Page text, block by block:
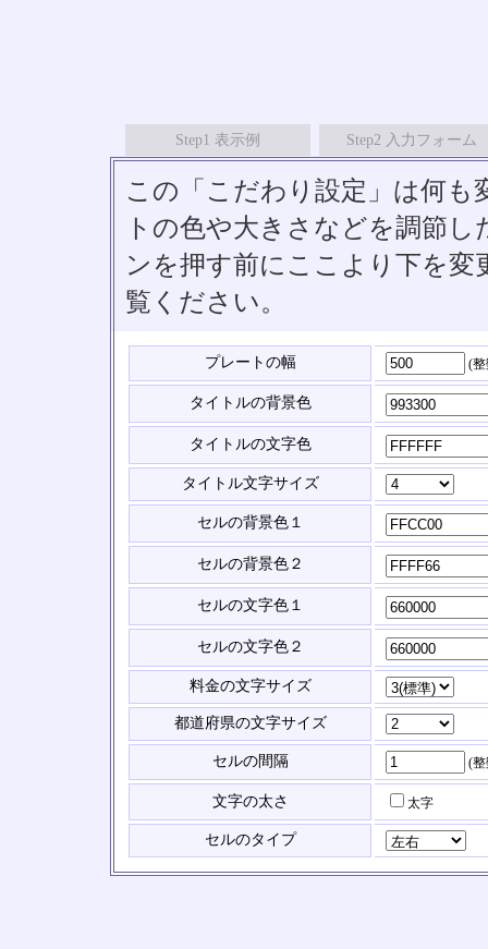
Step1 表示例 Step2 入力フォーム
この「こだわり設定」は何
トの色や大きさなどを調節
ンを押す前にここより下を
覧ください。
プレートの幅 (
タイトルの背景色
タイトルの文字色
タイトル文字サイズ
セルの背景色１
セルの背景色２
セルの文字色１
セルの文字色２
料金の文字サイズ
都道府県の文字サイズ
セルの間隔 (
文字の太さ 太字
セルのタイプ